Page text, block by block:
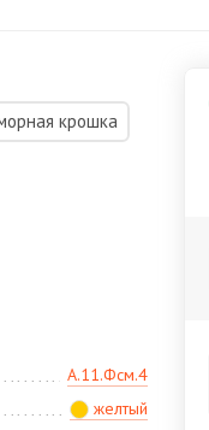
крошка
А.11.Фсм.4
желтый